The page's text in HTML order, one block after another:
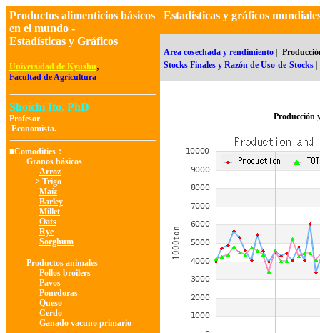
Productos alimenticios básicos
en el mundo -
Estadísticas y Gráficos
Universidad de Kyushu,
Facultad de Agricultura
Shoichi Ito, PhD
Profesor
Economista.
■Comodities：
Granos básicos
Arroz
> Trigo
Maíz
Barley
Millet
Oats
Rye
Sorghum
Productos animales
Pollos broilers
Pavos
Ponedoras
Queso
Cerdo
Ganado vacuno primario
Estadísticas y gráficos
Area cosechada y rendimiento
Stocks Finales y Razón de Uso-de-Stocks
Producción